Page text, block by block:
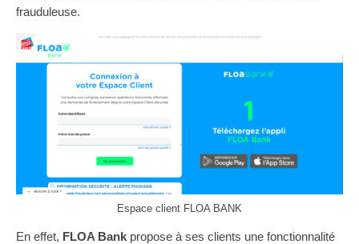
frauduleuse.
Espace client FLOA BANK
En effet, FLOA Bank propose à ses clients une fonctionnalité